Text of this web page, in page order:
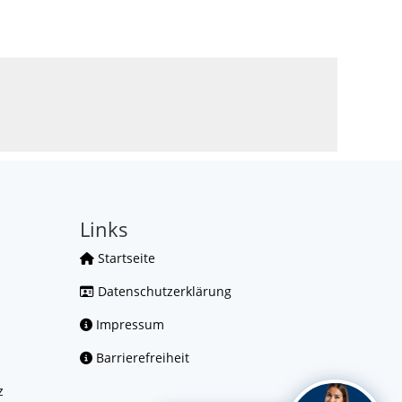
Links
Startseite
Datenschutzerklärung
Impressum
Barrierefreiheit